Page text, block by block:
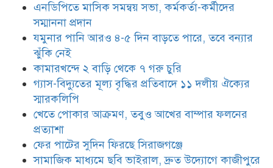
কামারখন্দে ২ বাড়ি থেকে ৭ গরু চুরি
গ্যাস-বিদ্যুতের মূল্য বৃদ্ধির প্রতিবাদে
খেতে পোকার আক্রমণ, তবুও আখের
বাম্পার ফলনের প্রত্যাশা
এনডিপিতে মাসিক সমন্বয় সভা, কর্মকর্তা-কর্মীদের
সম্মাননা প্রদান
যমুনার পানি আরও ৪-৫ দিন বাড়তে পারে, তবে বন্যার
ঝুঁকি নেই
কামারখন্দে ২ বাড়ি থেকে ৭ গরু চুরি
গ্যাস-বিদ্যুতের মূল্য বৃদ্ধির প্রতিবাদে ১১ দলীয় ঐক্যের
স্মারকলিপি
খেতে পোকার আক্রমণ, তবুও আখের বাম্পার ফলনের
প্রত্যাশা
ফের পাটের সুদিন ফিরছে সিরাজগঞ্জে
সামাজিক মাধ্যমে ছবি ভাইরাল, দ্রুত উদ্যোগে কাজীপুরে